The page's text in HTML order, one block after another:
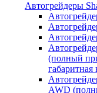
Автогрейдеры
(полный
габаритная
AWD